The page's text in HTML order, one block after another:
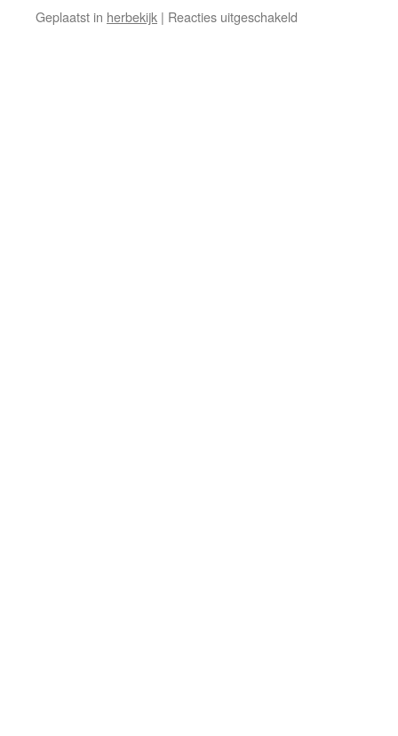
Geplaatst in herbekijk | Reacties uitgeschakeld